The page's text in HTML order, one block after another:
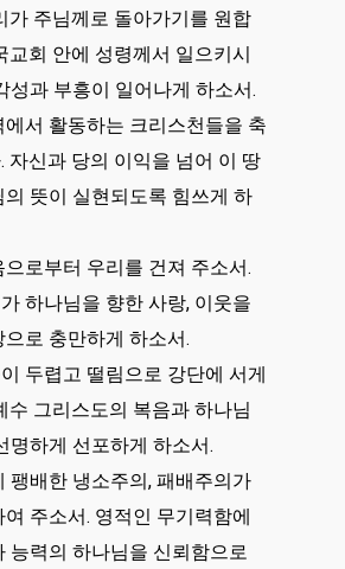
가 주님께로 돌아가기를 원합
교회 안에 성령께서 일으키시
성과 부흥이 일어나게 하소서.
에서 활동하는 크리스천들을 축
자신과 당의 이익을 넘어 이 땅
의 뜻이 실현되도록 힘쓰게 하
로부터 우리를 건져 주소서.
하나님을 향한 사랑, 이웃을
으로 충만하게 하소서.
두렵고 떨림으로 강단에 서게
수 그리스도의 복음과 하나님
명하게 선포하게 하소서.
팽배한 냉소주의, 패배주의가
여 주소서. 영적인 무기력함에
능력의 하나님을 신뢰함으로